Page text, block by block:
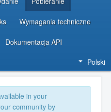
Wymagania techniczne
Dokumentacja API
Polski
in your
community by